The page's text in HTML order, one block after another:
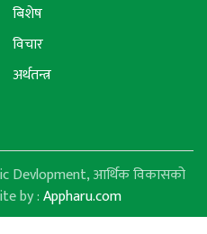
बिशेष
विचार
अर्थतन्त्र
आर्थिक विकासको
by :Appharu.com